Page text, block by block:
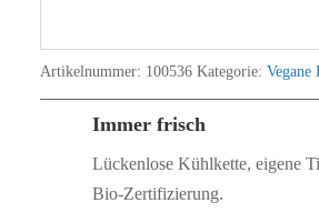
Artikelnummer: 100536 Kategorie: Vegane
Immer frisch
Lückenlose Kühlkette, eigene
Bio‑Zertifizierung.